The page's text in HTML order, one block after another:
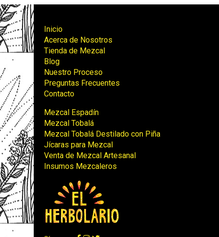
Inicio
Acerca de Nosotros
Tienda de Mezcal
Blog
Nuestro Proceso
Preguntas Frecuentes
Contacto
Mezcal Espadín
Mezcal Tobalá
Mezcal Tobalá Destilado con Piña
Jícaras para Mezcal
Venta de Mezcal Artesanal
Insumos Mezcaleros